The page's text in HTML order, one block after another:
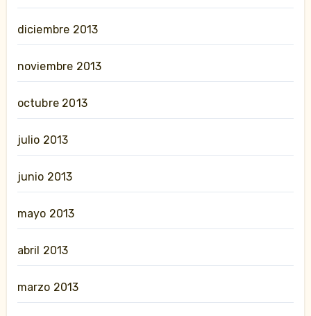
diciembre 2013
noviembre 2013
octubre 2013
julio 2013
junio 2013
mayo 2013
abril 2013
marzo 2013